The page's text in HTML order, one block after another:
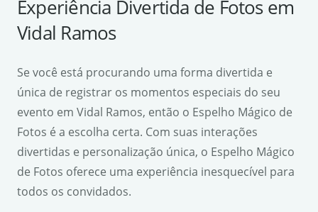
Experiência Divertida de Fotos em
Vidal Ramos
Se você está procurando uma forma divertida e
única de registrar os momentos especiais do seu
evento em Vidal Ramos, então o Espelho Mágico de
Fotos é a escolha certa. Com suas interações
divertidas e personalização única, o Espelho Mágico
de Fotos oferece uma experiência inesquecível para
todos os convidados.